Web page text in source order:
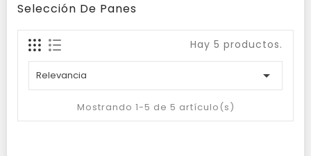
Selección De Panes
Hay 5 productos.
Relevancia 
Mostrando 1-5 de 5 artículo(s)